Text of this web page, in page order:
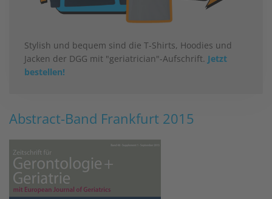
Stylish und bequem sind die T-Shirts, Hoodies und
Jacken der DGG mit "geriatrician"-Aufschrift. Jetzt
bestellen!
Abstract-Band Frankfurt 2015